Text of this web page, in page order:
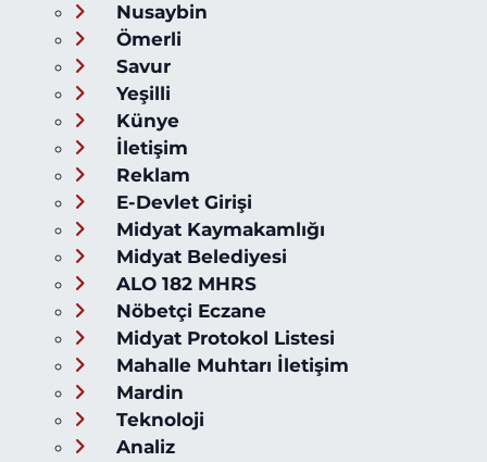
Nusaybin
Ömerli
Savur
Yeşilli
Künye
İletişim
Reklam
E-Devlet Girişi
Midyat Kaymakamlığı
Midyat Belediyesi
ALO 182 MHRS
Nöbetçi Eczane
Midyat Protokol Listesi
Mahalle Muhtarı İletişim
Mardin
Teknoloji
Analiz